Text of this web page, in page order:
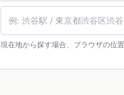
現在地から探す場合、ブラウザの位